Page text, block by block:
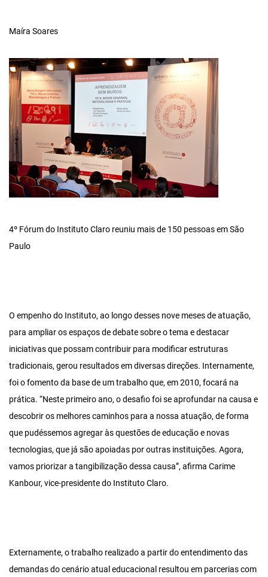
Maíra Soares
4º Fórum do Instituto Claro reuniu mais de 150 pessoas em São
Paulo
O empenho do Instituto, ao longo desses nove meses de atuação,
para ampliar os espaços de debate sobre o tema e destacar
iniciativas que possam contribuir para modificar estruturas
tradicionais, gerou resultados em diversas direções. Internamente,
foi o fomento da base de um trabalho que, em 2010, focará na
prática. “Neste primeiro ano, o desafio foi se aprofundar na causa e
descobrir os melhores caminhos para a nossa atuação, de forma
que pudéssemos agregar às questões de educação e novas
tecnologias, que já são apoiadas por outras instituições. Agora,
vamos priorizar a tangibilização dessa causa”, afirma Carime
Kanbour, vice-presidente do Instituto Claro.
Externamente, o trabalho realizado a partir do entendimento das
demandas do cenário atual educacional resultou em parcerias com